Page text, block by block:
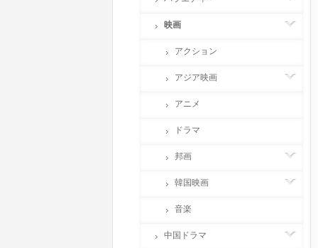
映画
アクション
アジア映画
アニメ
ドラマ
邦画
韓国映画
音楽
中国ドラマ